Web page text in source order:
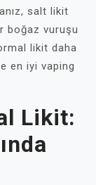
salt likit
boğaz vuruşu
likit daha
en iyi vaping
Likit: